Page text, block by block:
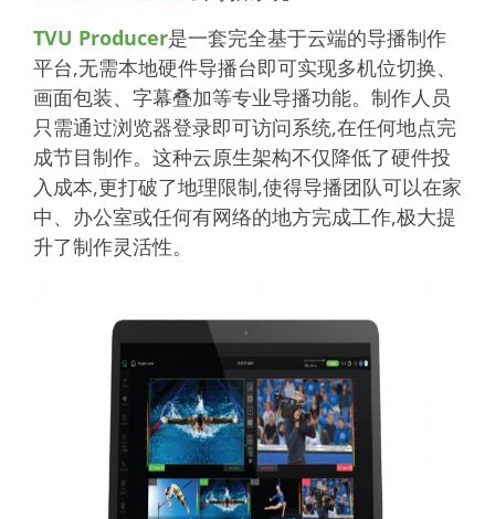
TVU Producer是一套完全基于云端的导播制作
平台,无需本地硬件导播台即可实现多机位切换、
画面包装、字幕叠加等专业导播功能。制作人员
只需通过浏览器登录即可访问系统,在任何地点完
成节目制作。这种云原生架构不仅降低了硬件投
入成本,更打破了地理限制,使得导播团队可以在家
中、办公室或任何有网络的地方完成工作,极大提
升了制作灵活性。